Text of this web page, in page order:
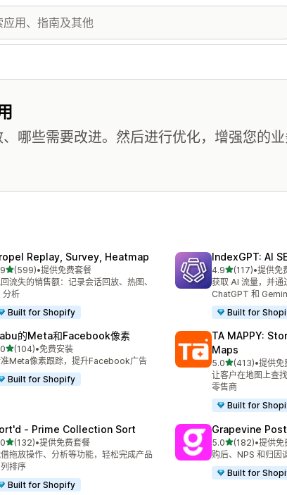
哪些需要改进。然后进行优化，增强您的
Replay, Survey, Heatmap
星（满分 5 星）
(599)
599 条评论
•提供免费套餐
流失的销售额：记录会话回放、热图、
分析
Built for Shopify
IndexGPT: AI
4.9星（满分 5 星）
(117)
总共 117 条评论
•提供免
获取 AI 流量，并通
ChatGPT 和
Built for
的Meta和Facebook像素
星（满分 5 星）
(104)
104 条评论
•免费安装
Meta像素跟踪，提升Facebook广告
Built for Shopify
TA MAPPY:
Maps
5.0星（满分 5 星）
(413)
总共 413 条评论
•提供免
让客户在地图上查
零售商
Built for
‑ Prime Collection Sort
星（满分 5 星）
(132)
132 条评论
•提供免费套餐
拖放操作、分析等功能，轻松完成产品
排序
Built for Shopify
Grapevine
5.0星（满分 5 星）
(182)
总共 182 条评论
•提供免
购后、NPS 和归因
Built for